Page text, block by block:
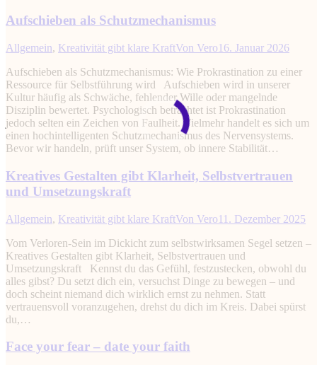
Aufschieben als Schutzmechanismus
Allgemein, Kreativität gibt klare KraftVon Vero16. Januar 2026
Aufschieben als Schutzmechanismus: Wie Prokrastination zu einer
Ressource für Selbstführung wird Aufschieben wird in unserer
Kultur häufig als Schwäche, fehlender Wille oder mangelnde
Disziplin bewertet. Psychologisch betrachtet ist Prokrastination
jedoch selten ein Zeichen von Faulheit. Vielmehr handelt es sich um
einen hochintelligenten Schutzmechanismus des Nervensystems.
Bevor wir handeln, prüft unser System, ob innere Stabilität…
Kreatives Gestalten gibt Klarheit, Selbstvertrauen
und Umsetzungskraft
Allgemein, Kreativität gibt klare KraftVon Vero11. Dezember 2025
Vom Verloren-Sein im Dickicht zum selbstwirksamen Segel setzen –
Kreatives Gestalten gibt Klarheit, Selbstvertrauen und
Umsetzungskraft Kennst du das Gefühl, festzustecken, obwohl du
alles gibst? Du setzt dich ein, versuchst Dinge zu bewegen – und
doch scheint niemand dich wirklich ernst zu nehmen. Statt
vertrauensvoll voranzugehen, drehst du dich im Kreis. Dabei spürst
du,…
Face your fear – date your faith